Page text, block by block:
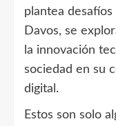
plantea
Davos, se
la innovación
sociedad en su
digital.
Estos son solo